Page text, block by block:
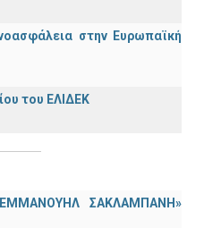
στην Ευρωπαϊκή
του ΕΛΙΔΕΚ
ΣΑΚΛΑΜΠΑΝΗ»